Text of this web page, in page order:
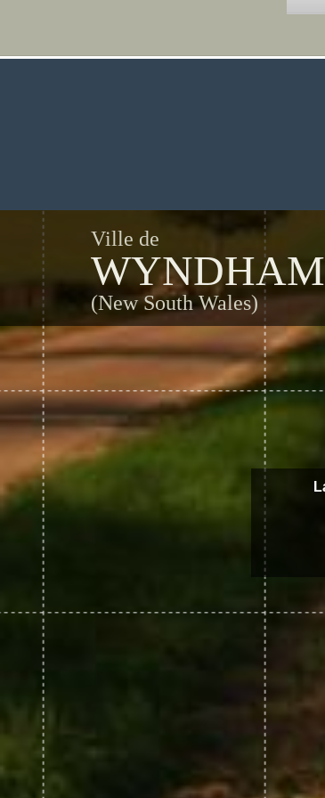
Ville de
WYNDHAM
(New South Wales)